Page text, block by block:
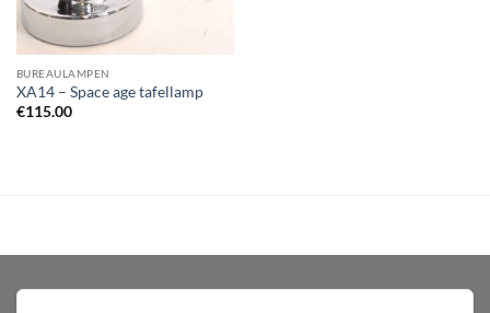
BUREAULAMPEN
XA14 – Space age tafellamp
€115.00